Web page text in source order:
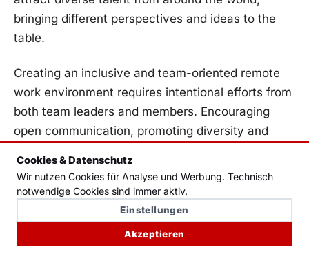
Cookies & Datenschutz
Wir nutzen Cookies für Analyse und Werbung. Technisch
notwendige Cookies sind immer aktiv.
Einstellungen
Akzeptieren
bringing different perspectives⁣ and ideas⁣ to the
table.
Creating ⁢an inclusive and team-oriented ​remote
work ​environment ⁤requires intentional efforts from
both ‌team leaders and members. Encouraging
open communication, promoting diversity ​and
collaboration are ‌essential‌ for⁤ building a⁢ strong
and cohesive global team.
Challenges
Solutions
Lack⁢ of face-to- Utilize ⁢video conferencing for